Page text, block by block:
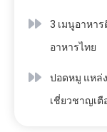
3 เมนูอาหา
อาหารไทย
ปอดหมู แหล่
เชี่ยวชาญเตื